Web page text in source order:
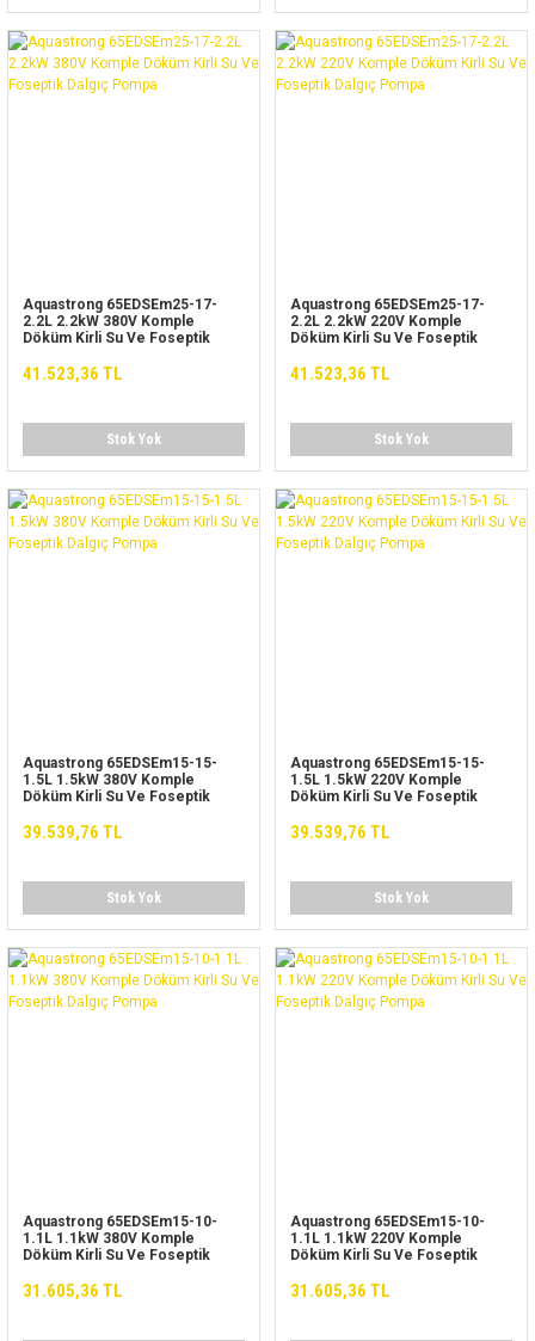
Aquastrong 65EDSEm25-17-
2.2L 2.2kW 380V Komple
Döküm Kirli Su Ve Foseptik
41.523,36 TL
Stok Yok
Aquastrong 65EDSEm25-17-
2.2L 2.2kW 220V Komple
Döküm Kirli Su Ve Foseptik
41.523,36 TL
Stok Yok
Aquastrong 65EDSEm15-15-
1.5L 1.5kW 380V Komple
Döküm Kirli Su Ve Foseptik
39.539,76 TL
Stok Yok
Aquastrong 65EDSEm15-15-
1.5L 1.5kW 220V Komple
Döküm Kirli Su Ve Foseptik
39.539,76 TL
Stok Yok
Aquastrong 65EDSEm15-10-
1.1L 1.1kW 380V Komple
Döküm Kirli Su Ve Foseptik
31.605,36 TL
Aquastrong 65EDSEm15-10-
1.1L 1.1kW 220V Komple
Döküm Kirli Su Ve Foseptik
31.605,36 TL